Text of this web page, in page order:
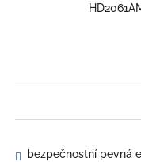
bezpečnostní pevná